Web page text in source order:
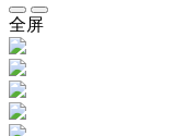
全屏